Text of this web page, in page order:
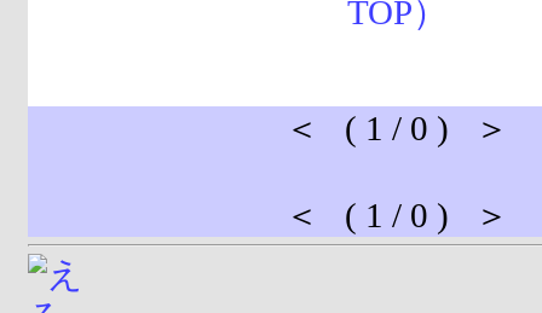
＜ ( 1 / 0 ) ＞
＜ ( 1 / 0 ) ＞